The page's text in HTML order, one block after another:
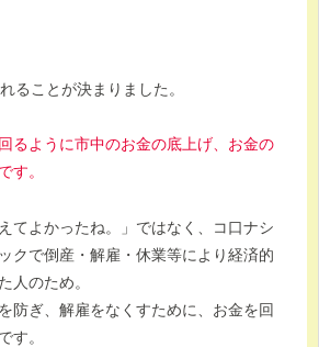
ることが決まりました。
るように市中のお金の底上げ、お金の
す。
てよかったね。」ではなく、コ口ナシ
クで倒産・解雇・休業等により経済的
人のため。
防ぎ、解雇をなくすために、お金を回
す。